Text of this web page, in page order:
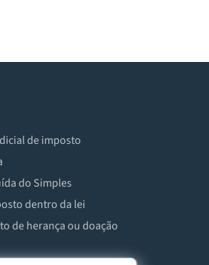
de imposto
do Simples
dentro da lei
de herança ou doação